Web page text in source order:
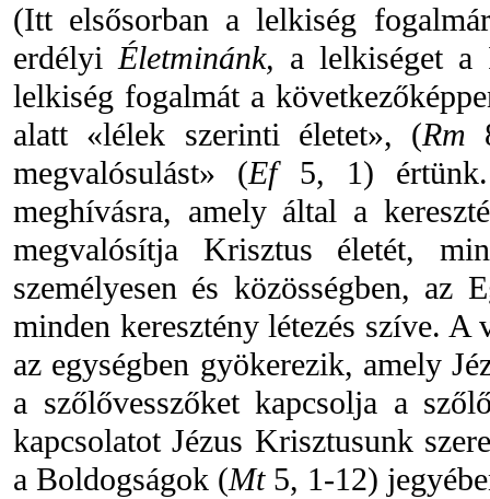
(Itt elsősorban a lelkiség
erdélyiÉletminánk, a lelkiséget a
lelkiség fogalmát a
alatt «lélek szerinti életet», (Rm
megvalósulást» (Ef5, 1) értünk.
meghívásra, amely által a
megvalósítja Krisztus életét,
személyesen és közösségben, az
minden keresztény létezés szíve.
az egységben gyökerezik, amely
a szőlővesszőket kapcsolja a
kapcsolatot Jézus Krisztusunk
a Boldogságok (Mt 5, 1-12)